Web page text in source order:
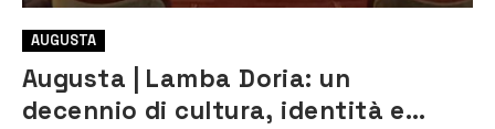
AUGUSTA
Augusta | Lamba Doria: un
decennio di cultura, identità e